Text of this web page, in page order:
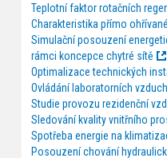
Teplotní faktor rotačních
Charakteristika přímo
Simulační posouzení
rámci koncepce chytré sítě
Optimalizace technických
Ovládání laboratorních
Studie provozu rezidenční
Sledování kvality vnitřního
Spotřeba energie na
Posouzení chování